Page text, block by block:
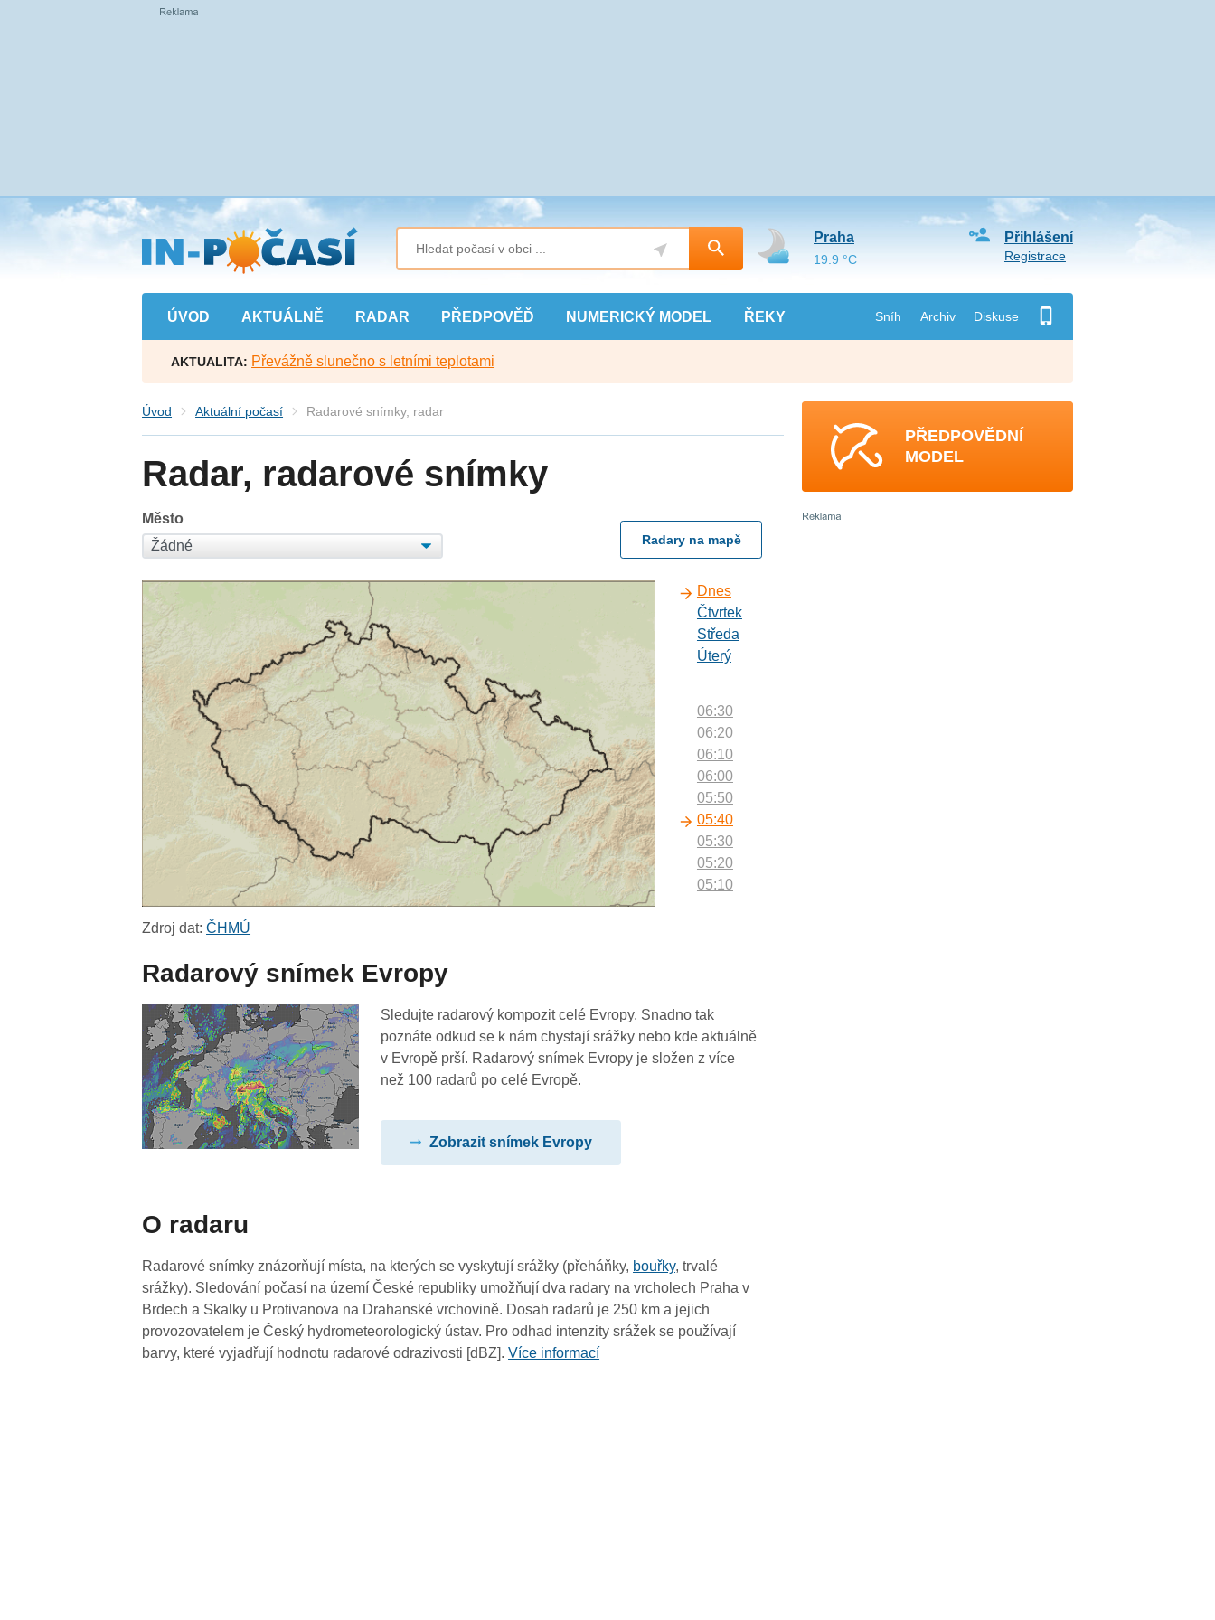
Přejít
na
hlavní
obsah
ÚVOD AKTUÁLNĚ RADAR PŘEDPOVĚĎ NUMERICKÝ MODEL ŘEKY Sníh Archiv Diskuse
Přihlášení
Registrace
Praha
19.9 °C
AKTUALITA: Převážně slunečno s letními teplotami
Úvod Aktuální počasí Radarové snímky, radar
Radar, radarové snímky
Město
Radary na mapě
Dnes
Čtvrtek
Středa
Úterý
06:30
06:20
06:10
06:00
05:50
05:40
05:30
05:20
05:10
04:10
04:00
03:50
02:10
02:00
01:50
01:40
Zdroj dat:ČHMÚ
Radarový snímek Evropy
Sledujte radarový kompozit celé Evropy. Snadno tak
poznáte odkud se k nám chystají srážky nebo kde aktuálně
v Evropě prší. Radarový snímek Evropy je složen z více
než 100 radarů po celé Evropě.
Zobrazit snímek Evropy
O radaru
Radarové snímky znázorňují místa, na kterých se vyskytují srážky (přeháňky, bouřky, trvalé
srážky). Sledování počasí na území České republiky umožňují dva radary na vrcholech Praha v
Brdech a Skalky u Protivanova na Drahanské vrchovině. Dosah radarů je 250 km a jejich
provozovatelem je Český hydrometeorologický ústav. Pro odhad intenzity srážek se používají
barvy, které vyjadřují hodnotu radarové odrazivosti [dBZ].Více informací
PŘEDPOVĚDNÍ
MODEL